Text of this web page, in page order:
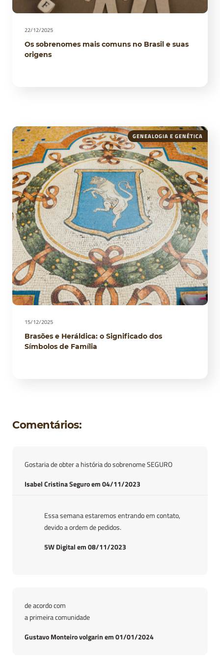
22/12/2025
Os sobrenomes mais comuns no Brasil e suas
origens
GENEALOGIA E GENÉTICA
15/12/2025
Brasões e Heráldica: o Significado dos
Símbolos de Família
Comentários:
Gostaria de obter a história do sobrenome SEGURO
Isabel Cristina Seguro em 04/11/2023
Essa semana estaremos entrando em contato,
devido a ordem de pedidos.
5W Digital em 08/11/2023
de acordo com
a primeira comunidade
Gustavo Monteiro volgarin em 01/01/2024